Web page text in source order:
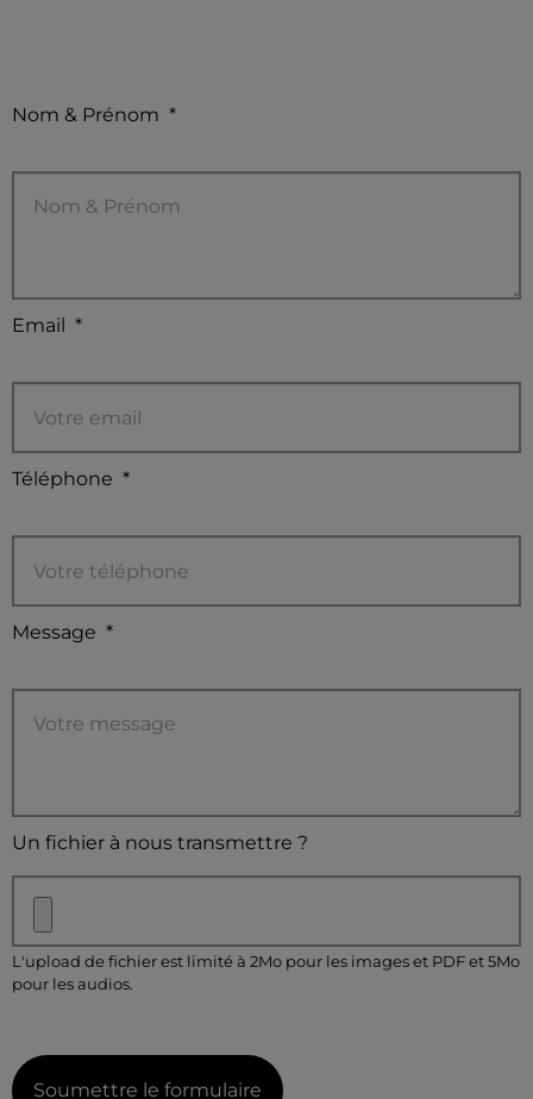
Nom & Prénom *
Email *
Téléphone *
Message *
Un fichier à nous transmettre ?
L'upload de fichier est limité à 2Mo pour les images et PDF et 5Mo
pour les audios.
Soumettre le formulaire